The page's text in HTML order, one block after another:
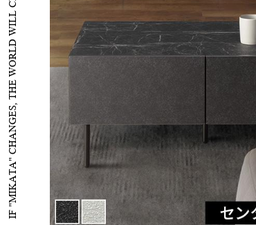
IF "MIKATA" CHANGES, THE WORLD WILL CHANGE